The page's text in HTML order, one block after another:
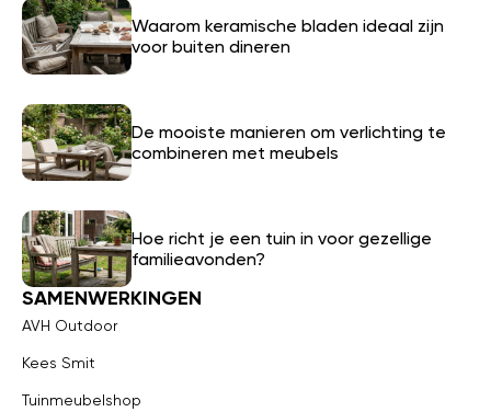
Waarom keramische bladen ideaal zijn
voor buiten dineren
De mooiste manieren om verlichting te
combineren met meubels
Hoe richt je een tuin in voor gezellige
familieavonden?
SAMENWERKINGEN
AVH Outdoor
Kees Smit
Tuinmeubelshop